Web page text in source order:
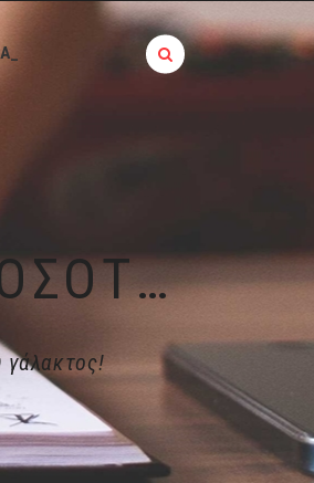
ΤΑ ΑΠΟΞΗΡΑΜΈΝΑ ΣΎΚΑ ΈΧΟΥΝ ΊΔΙΑ ΠΟΣΌΤΗΤΑ ΑΣΒΕΣΤΊΟΥ ΜΕ ΑΥΤΉ ΤΟΥ ΓΆΛΑΚΤΟΣ!
γάλακτος!